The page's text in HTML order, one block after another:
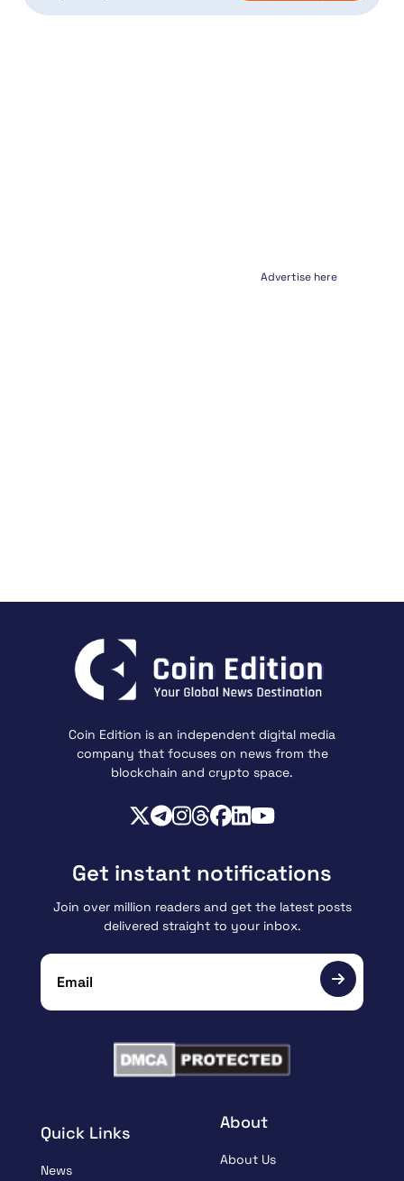
Advertise here
Coin Edition is an independent digital media
company that focuses on news from the
blockchain and crypto space.
Quick Links
News
About
About Us
Get instant notifications
Join over million readers and get the latest posts
delivered straight to your inbox.